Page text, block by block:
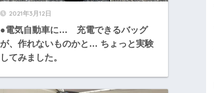
2021年3月12日
●電気自動車に… 充電できるバッグ
が、作れないものかと… ちょっと実験
してみました。